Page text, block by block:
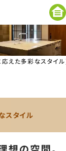
えた多彩なスタイ
スタイル